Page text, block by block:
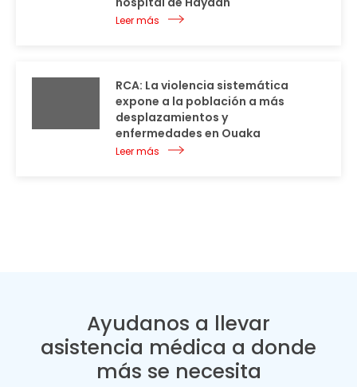
Leer más
RCA: La violencia sistemática
expone a la población a más
desplazamientos y
enfermedades en Ouaka
Leer más
Ayudanos a llevar
asistencia médica a donde
más se necesita